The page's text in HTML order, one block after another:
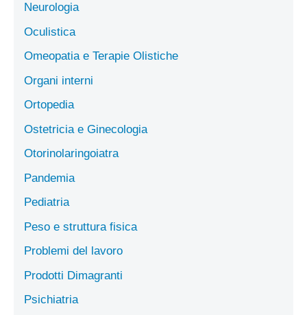
Neurologia
Oculistica
Omeopatia e Terapie Olistiche
Organi interni
Ortopedia
Ostetricia e Ginecologia
Otorinolaringoiatra
Pandemia
Pediatria
Peso e struttura fisica
Problemi del lavoro
Prodotti Dimagranti
Psichiatria